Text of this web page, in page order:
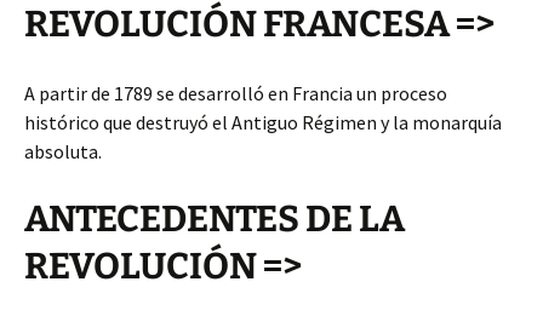
REVOLUCIÓN FRANCESA =>
A partir de 1789 se desarrolló en Francia un proceso
histórico que destruyó el Antiguo Régimen y la monarquía
absoluta.
ANTECEDENTES DE LA
REVOLUCIÓN =>